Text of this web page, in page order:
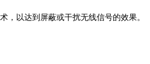
，以达到屏蔽或干扰无线信号的效果。